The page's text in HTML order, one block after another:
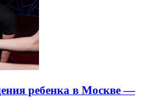
ребенка в Москве —